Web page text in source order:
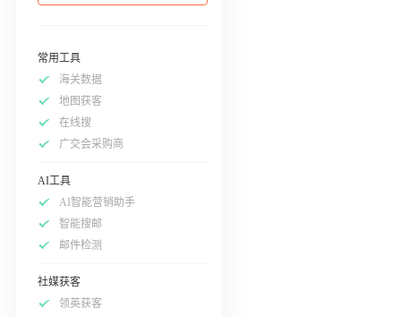
常用工具
海关数据
地图获客
在线搜
广交会采购商
AI工具
AI智能营销助手
智能搜邮
邮件检测
社媒获客
领英获客